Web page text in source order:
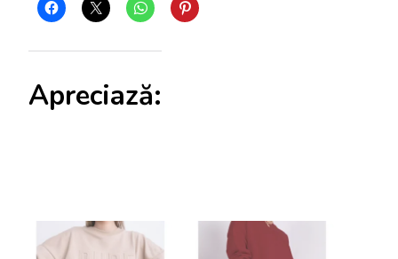
Apreciază: